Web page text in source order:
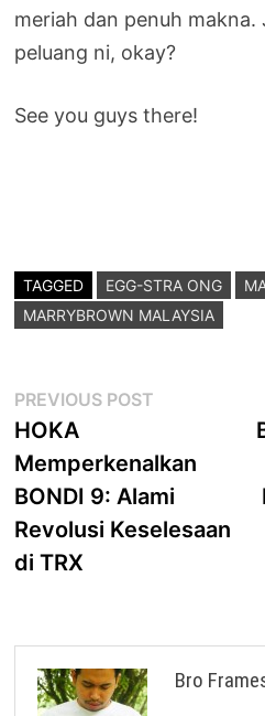
meriah dan penuh makna.
peluang ni, okay?
See you guys there!
TAGGED EGG-STRA ONG
MARRYBROWN MALAYSIA
Post
navigation
PREVIOUS POST
HOKA
Memperkenalkan
BONDI 9: Alami
Revolusi Keselesaan
di TRX
Bro